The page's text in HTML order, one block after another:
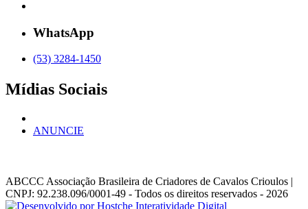
WhatsApp
(53) 3284-1450
Mídias Sociais
ANUNCIE
ABCCC Associação Brasileira de Criadores de Cavalos Crioulos |
CNPJ: 92.238.096/0001-49 - Todos os direitos reservados - 2026